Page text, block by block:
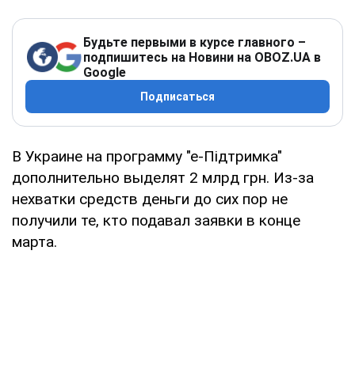
Будьте первыми в курсе главного –
подпишитесь на Новини на OBOZ.UA в
Google
Подписаться
В Украине на программу "е-Підтримка"
дополнительно выделят 2 млрд грн. Из-за
нехватки средств деньги до сих пор не
получили те, кто подавал заявки в конце
марта.